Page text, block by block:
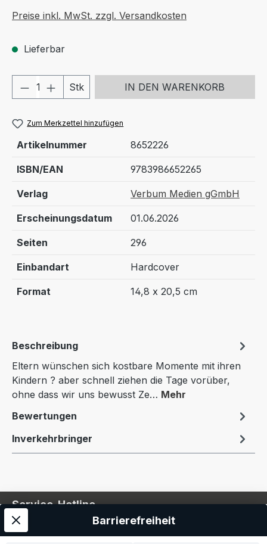
Preise inkl. MwSt. zzgl. Versandkosten
Lieferbar
Produkt Anzahl: Gib den
Stk IN DEN WARENKORB
Zum Merkzettel hinzufügen
Artikelnummer 8652226
ISBN/EAN 9783986652265
Verlag Verbum Medien gGmbH
Erscheinungsdatum 01.06.2026
Seiten 296
Einbandart Hardcover
Format 14,8 x 20,5 cm
Beschreibung
Eltern wünschen sich kostbare Momente mit ihren
Kindern ? aber schnell ziehen die Tage vorüber,
ohne dass wir uns bewusst Ze… Mehr
Bewertungen
Inverkehrbringer
Service-Hotline
Service
Barrierefreiheit